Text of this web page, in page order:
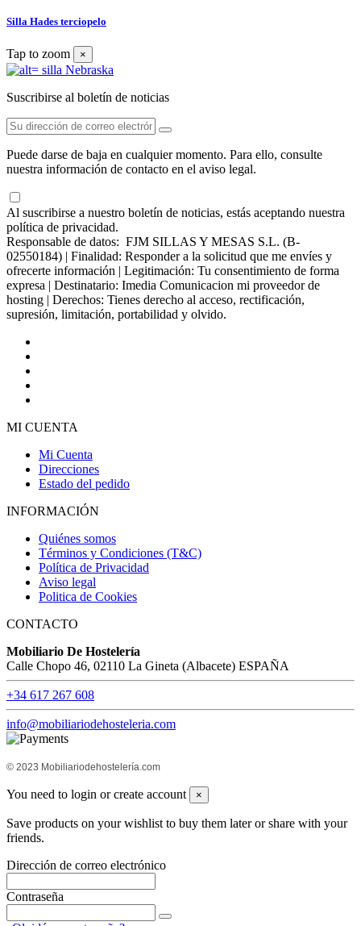
Silla Hades terciopelo
Tap to zoom ×
Suscribirse al boletín de noticias
Puede darse de baja en cualquier momento. Para ello, consulte
nuestra información de contacto en el aviso legal.
Al suscribirse a nuestro boletín de noticias, estás aceptando nuestra
política de privacidad.
Responsable de datos: FJM SILLAS Y MESAS S.L. (B-
02550184) | Finalidad: Responder a la solicitud que me envíes y
ofrecerte información | Legitimación: Tu consentimiento de forma
expresa | Destinatario: Imedia Comunicacion mi proveedor de
hosting | Derechos: Tienes derecho al acceso, rectificación,
supresión, limitación, portabilidad y olvido.
MI CUENTA
Mi Cuenta
Direcciones
Estado del pedido
INFORMACIÓN
Quiénes somos
Términos y Condiciones (T&C)
Política de Privacidad
Aviso legal
Politica de Cookies
CONTACTO
Mobiliario De Hostelería
Calle Chopo 46, 02110 La Gineta (Albacete) ESPAÑA
+34 617 267 608
info@mobiliariodehosteleria.com
© 2023 Mobiliariodehostelería.com
You need to login or create account ×
Save products on your wishlist to buy them later or share with your
friends.
Dirección de correo electrónico
Contraseña